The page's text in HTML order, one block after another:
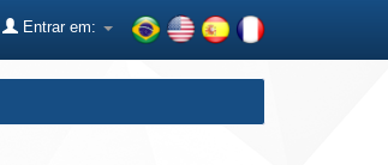
Entrar em: